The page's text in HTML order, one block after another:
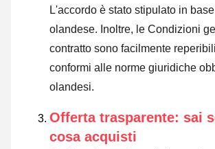
L'accordo è stato stipulato in
olandese. Inoltre, le Condizioni
contratto sono facilmente
conformi alle norme giuridiche
olandesi.
Offerta trasparente: sai
cosa acquisti